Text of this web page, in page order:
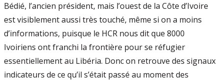
Bédié, l’ancien président, mais l’ouest de la Côte d’Ivoire
est visiblement aussi très touché, même si on a moins
d’informations, puisque le HCR nous dit que 8000
Ivoiriens ont franchi la frontière pour se réfugier
essentiellement au Libéria. Donc on retrouve des signaux
indicateurs de ce qu’il s’était passé au moment des